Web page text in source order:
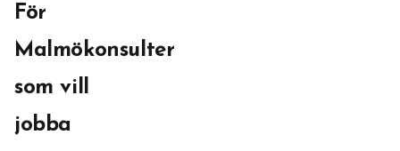
För
Malmökonsulter
som vill
jobba